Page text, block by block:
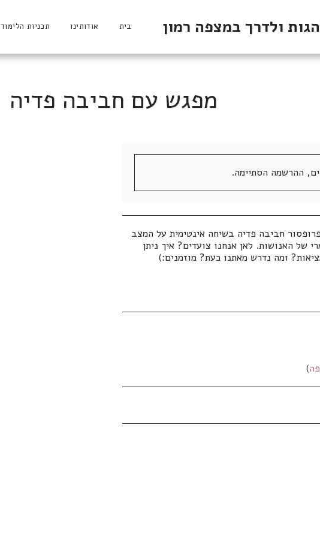
ולדרך במצפה רמון בית אודותינו תכניות הלימוד
מפגש עם חביבה פדיה
ההרשמה הסתיימה.
חביבה פדיה בשיחה אינטימית על המצב
של האנושות. לאן אנחנו צועדים? איך ניתן
ומה נדרש מאתנו כעת? מוזמנים:)
)